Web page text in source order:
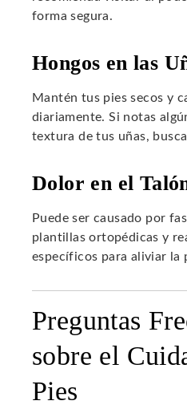
forma segura.
Hongos en las
Mantén tus pies secos y
diariamente. Si notas
textura de tus uñas,
Dolor en el
Puede ser causado por
plantillas ortopédicas y
específicos para aliviar la
Preguntas
sobre el
Pies